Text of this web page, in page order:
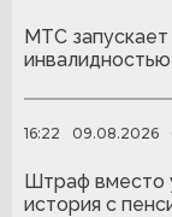
МТС
инвалидностью
16:22 09.08.2026
Штраф вместо
история с